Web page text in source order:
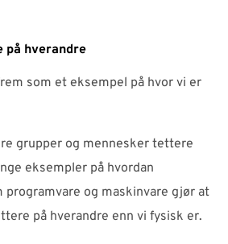
på hverandre
som et eksempel på hvor vi er
grupper og mennesker tettere
eksempler på hvordan
programvare og maskinvare gjør at
på hverandre enn vi fysisk er.